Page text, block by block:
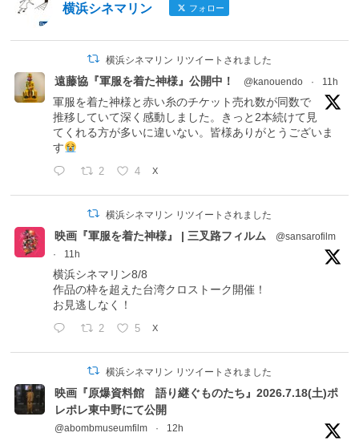
横浜シネマリン フォロー
横浜シネマリン リツイートされました
遠藤協『軍服を着た神様』公開中！ @kanouendo · 11h
軍服を着た神様と赤い糸のチケット売れ数が同数で
推移していて深く感動しました。きっと2本続けて見
てくれる方が多いに違いない。皆様ありがとうございま
す
2 4 X
横浜シネマリン リツイートされました
映画『軍服を着た神様』 | 三叉路フィルム
@sansarofilm
·
11h
横浜シネマリン8/8
作品の枠を超えた台湾クロストーク開催！
お見逃しなく！
2 5 X
横浜シネマリン リツイートされました
映画『原爆資料館 語り継ぐものたち』2026.7.18(土)ポ
レポレ東中野にて公開
@abombmuseumfilm · 12h